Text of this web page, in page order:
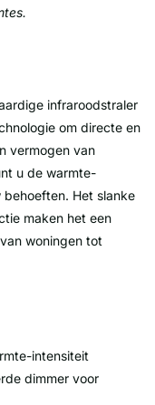
infraroodstraler
om directe en
vermogen van
u de warmte-
Het slanke
maken het een
woningen tot
intensiteit
dimmer voor